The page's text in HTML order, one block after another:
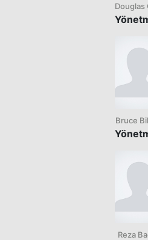
Douglas
Bruce
Reza